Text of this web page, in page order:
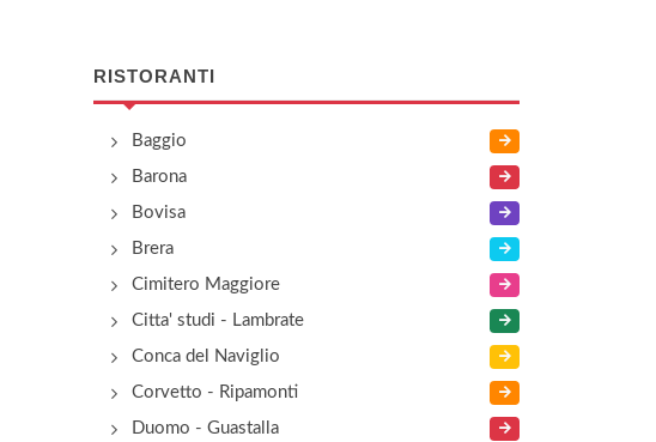
RISTORANTI
Baggio
Barona
Bovisa
Brera
Cimitero Maggiore
Citta' studi - Lambrate
Conca del Naviglio
Corvetto - Ripamonti
Duomo - Guastalla